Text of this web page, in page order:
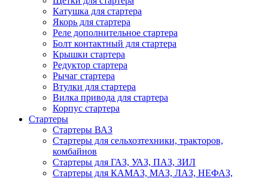
Катушка для стартера
Якорь для стартера
Реле дополнительное стартера
Болт контактный для стартера
Крышки стартера
Редуктор стартера
Рычаг стартера
Втулки для стартера
Вилка привода для стартера
Корпус стартера
Стартеры
Стартеры ВАЗ
Стартеры для сельхозтехники, тракторов,
комбайнов
Стартеры для ГАЗ, УАЗ, ПАЗ, ЗИЛ
Стартеры для КАМАЗ, МАЗ, ЛАЗ, НЕФАЗ,